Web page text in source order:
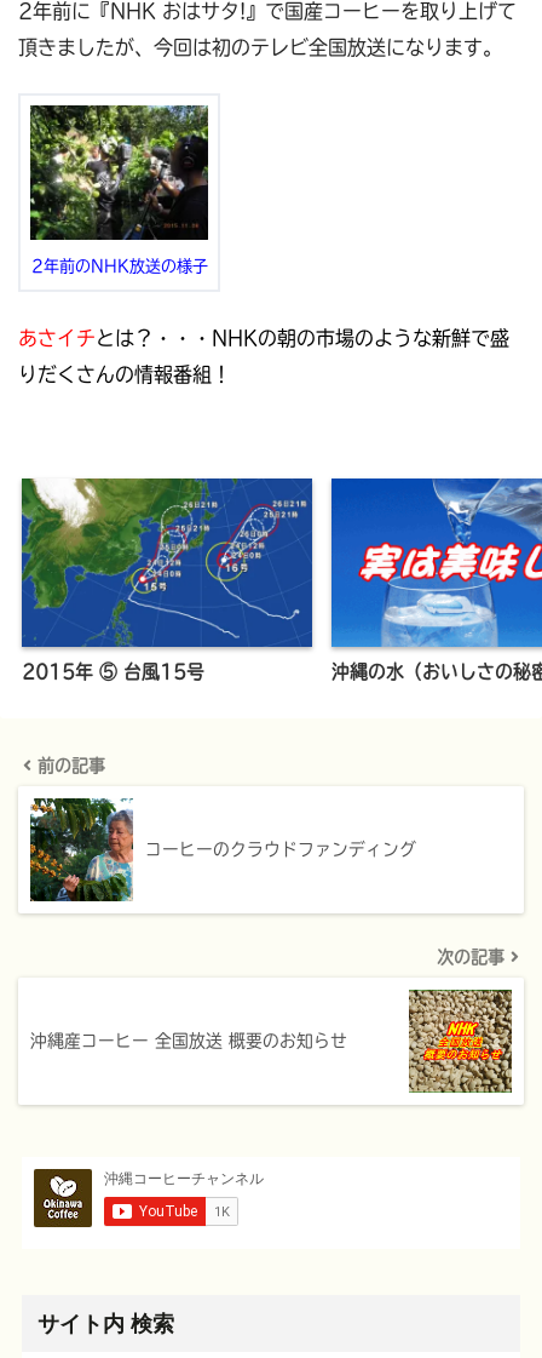
2年前に『NHK おはサタ! 』で国産コーヒーを取り上げて
頂きましたが、今回は初のテレビ全国放送になります。
2年前のNHK放送の様子
あさイチとは？・・・NHKの朝の市場のような新鮮で盛
りだくさんの情報番組！
2015年 ⑤ 台風15号 沖縄の水（おいしさの秘
前の記事
コーヒーのクラウドファンディング
次の記事
沖縄産コーヒー 全国放送 概要のお知らせ
サイト内 検索